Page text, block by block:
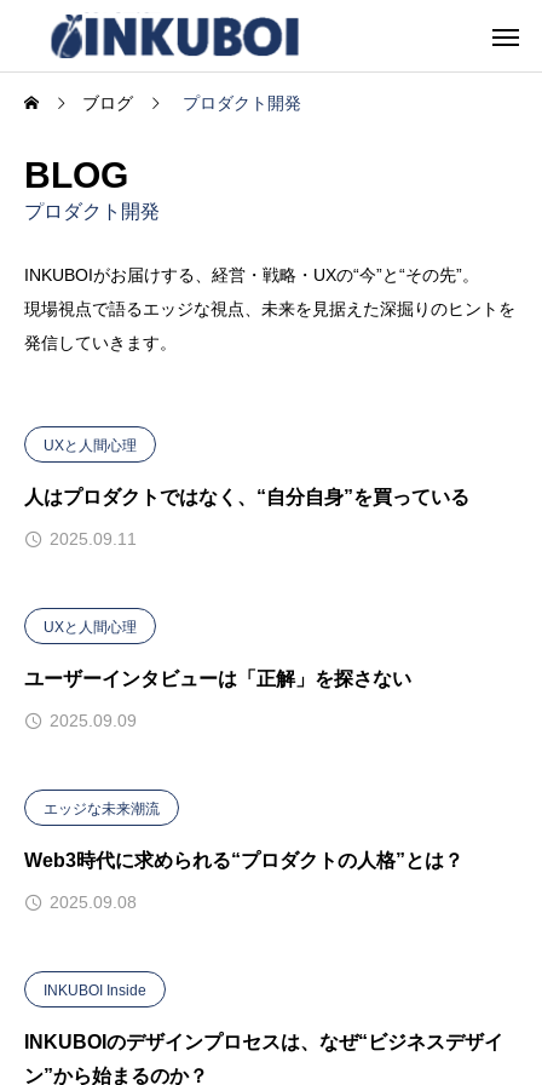
ブログ プロダクト開発
BLOG
プロダクト開発
INKUBOIがお届けする、経営・戦略・UXの“今”と“その先”。
現場視点で語るエッジな視点、未来を見据えた深掘りのヒントを
発信していきます。
UXと人間心理
人はプロダクトではなく、“自分自身”を買っている
2025.09.11
UXと人間心理
ユーザーインタビューは「正解」を探さない
2025.09.09
エッジな未来潮流
Web3時代に求められる“プロダクトの人格”とは？
2025.09.08
INKUBOI Inside
INKUBOIのデザインプロセスは、なぜ“ビジネスデザイ
ン”から始まるのか？